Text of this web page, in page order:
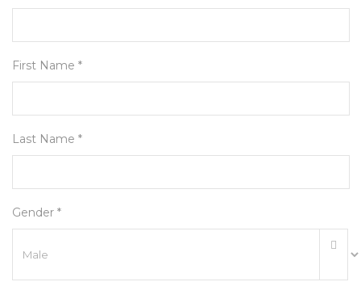
First Name *
Last Name *
Gender *